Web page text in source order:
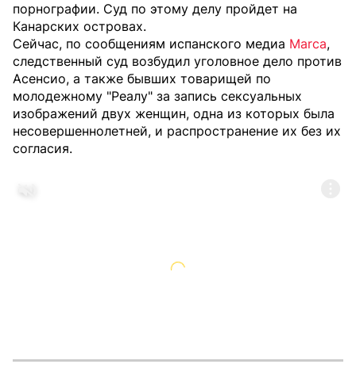
порнографии. Суд по этому делу пройдет на
Канарских островах.
Сейчас, по сообщениям испанского медиа Marca,
следственный суд возбудил уголовное дело против
Асенсио, а также бывших товарищей по
молодежному "Реалу" за запись сексуальных
изображений двух женщин, одна из которых была
несовершеннолетней, и распространение их без их
согласия.